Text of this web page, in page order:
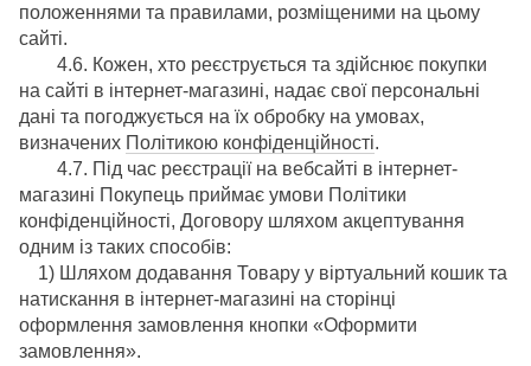
положеннями та правилами, розміщеними на цьому
сайті.
4.6. Кожен, хто реєструється та здійснює покупки
на сайті в інтернет-магазині, надає свої персональні
дані та погоджується на їх обробку на умовах,
визначених Політикою конфіденційності.
4.7. Під час реєстрації на вебсайті в інтернет-
магазині Покупець приймає умови Політики
конфіденційності, Договору шляхом акцептування
одним із таких способів:
1) Шляхом додавання Товару у віртуальний кошик та
натискання в інтернет-магазині на сторінці
оформлення замовлення кнопки «Оформити
замовлення».